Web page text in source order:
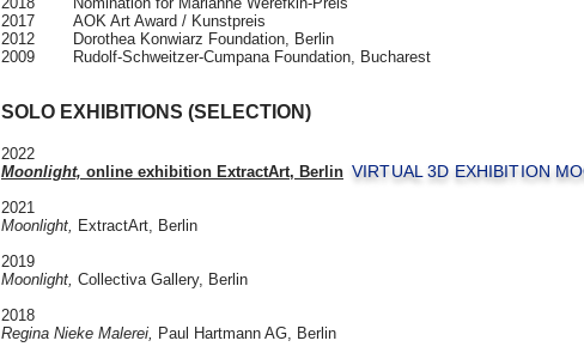
2017 AOK Art Award / Kunstpreis
2012 Dorothea Konwiarz Foundation, Berlin
2009 Rudolf-Schweitzer-Cumpana Foundation, Bucharest
SOLO EXHIBITIONS (SELECTION)
2022
Moonlight, online exhibition ExtractArt, Berlin
2021
Moonlight, ExtractArt, Berlin
2019
Moonlight, Collectiva Gallery, Berlin
2018
Regina Nieke Malerei, Paul Hartmann AG, Berlin
VIRTUAL 3D EXHIBITION